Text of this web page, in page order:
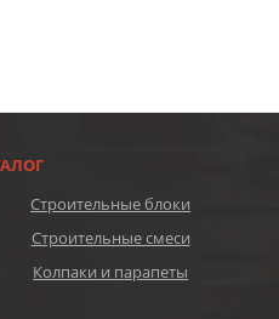
Строительные блоки
Строительные смеси
Колпаки и парапеты